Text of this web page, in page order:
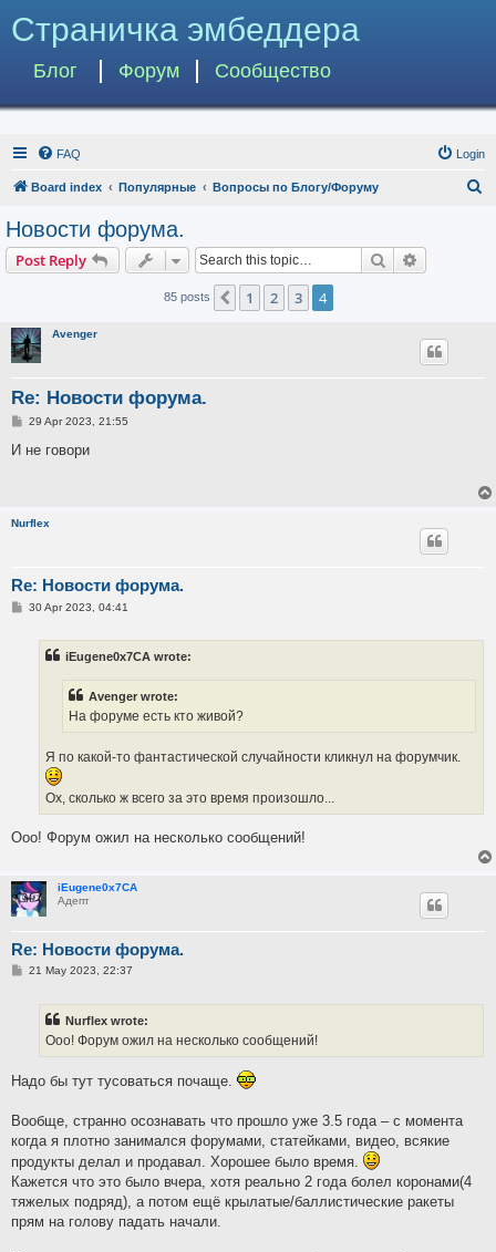
Страничка эмбеддера
Блог Форум Сообщество
FAQ Login
Board index Популярные Вопросы по Блогу/Форуму
Новости форума.
Post Reply Search
85 posts Previous
1 2 3 4
Avenger
Re: Новости форума.
P
s
29 Apr 2023, 21:55
И не говори
Nurflex
Re: Новости форума.
P30 Apr 2023, 04:41
iEugene0x7CA wrote:
Avenger wrote:
На форуме есть кто живой?
Я по какой-то фантастической случайности кликнул на форумчик.
Ох, сколько ж всего за это время произошло...
Ооо! Форум ожил на несколько сообщений!
iEugene0x7CA
Адепт
Re: Новости форума.
P21 May 2023, 22:37
Nurflex wrote:
Ооо! Форум ожил на несколько сообщений!
Надо бы тут тусоваться почаще.
Вообще, странно осознавать что прошло уже 3.5 года – с момента
когда я плотно занимался форумами, статейками, видео, всякие
продукты делал и продавал. Хорошее было время.
Кажется что это было вчера, хотя реально 2 года болел коронами(4
тяжелых подряд), а потом ещё крылатые/баллистические ракеты
прям на голову падать начали.